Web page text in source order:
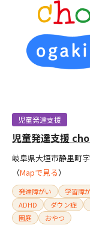
児童発達支援
児童発達支援
岐阜県大垣市静里町
（Mapで見る）
発達障がい 学習障
ADHD
ダウン症
園庭
おやつ